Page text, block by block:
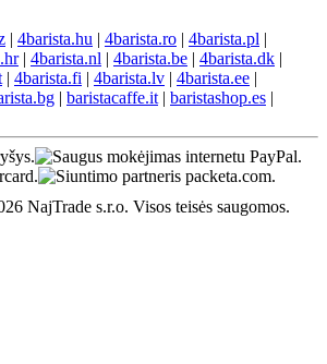
| 4barista.hu | 4barista.ro | 4barista.pl |
| 4barista.nl | 4barista.be | 4barista.dk |
| 4barista.fi | 4barista.lv | 4barista.ee |
| baristacaffe.it | baristashop.es |
NajTrade s.r.o. Visos teisės saugomos.